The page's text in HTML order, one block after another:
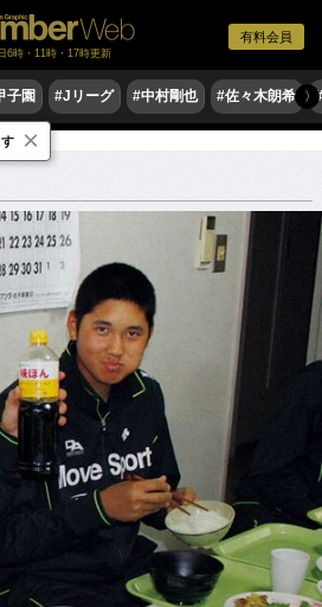
有料会員
6時・11時・17時更新
子園 #Jリーグ #中村剛也 #佐々木朗希 〉
×